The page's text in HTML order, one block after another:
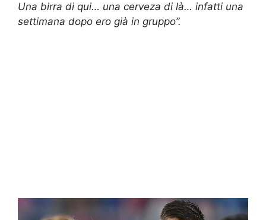
Una birra di qui… una cerveza di là… infatti una
settimana dopo ero già in gruppo”.